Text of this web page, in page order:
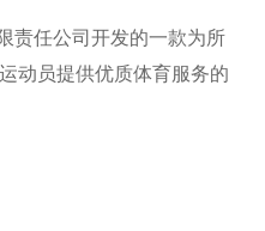
责任公司开发的一款为所
动员提供优质体育服务的